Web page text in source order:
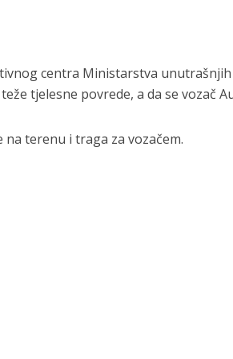
centra Ministarstva
tjelesne povrede, a da se vozač
na terenu i traga za vozačem.